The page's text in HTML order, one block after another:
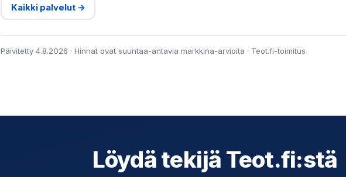
Kaikki palvelut →
Päivitetty 4.8.2026 · Hinnat ovat suuntaa-antavia markkina-arvioita · Teot.fi-toimitus
Löydä tekijä Teot.fi:stä